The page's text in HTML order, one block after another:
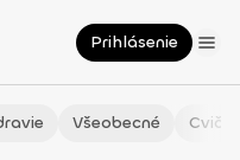
Prihlásenie
Všeobecné